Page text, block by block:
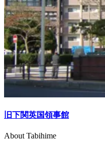
旧下関英国領事館
About Tabihime